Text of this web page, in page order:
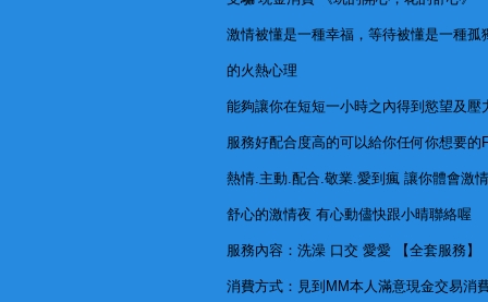
激情被懂是一種幸福，等待被懂是一種
的火熱心理
能夠讓你在短短一小時之內得到慾望及壓
服務好配合度高的可以給你任何你想要的
熱情.主動.配合.敬業.愛到瘋 讓你體會激
舒心的激情夜 有心動儘快跟小晴聯絡喔
服務內容：洗澡 口交 愛愛 【全套服務】
消費方式：見到MM本人滿意現金交易消